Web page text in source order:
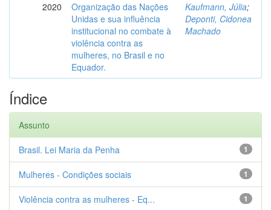
2020
Organização das Nações
Unidas e sua influência
institucional no combate à
violência contra as
mulheres, no Brasil e no
Equador.
Kaufmann, Júlia;
Deponti, Cidonea
Machado
Índice
Assunto
1
Brasil. Lei Maria da Penha
1
Mulheres - Condições sociais
1
Violência contra as mulheres - Eq...